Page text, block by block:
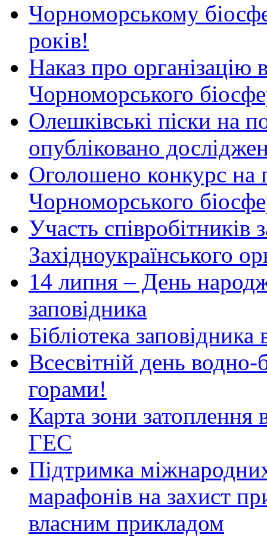
Чорноморському
років!
Наказ про організацію
Чорноморського
Олешківські піски на
опубліковано
Оголошено конкурс на
Чорноморського
Участь співробітників
Західноукраїнського
14 липня – День
заповідника
Бібліотека
Всесвітній день
горами!
Карта зони затоплення
ГЕС
Підтримка
марафонів на захист
власним прикладом